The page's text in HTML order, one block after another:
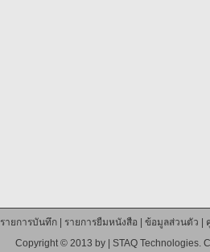
รายการบันทึก| รายการยืมหนังสือ ข้อมูลส่วนตัว
Copyright © 2013 by | STAQ Technologies.